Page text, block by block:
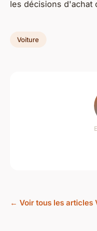
les décisions d'achat
Voiture
← Voir tous les articles